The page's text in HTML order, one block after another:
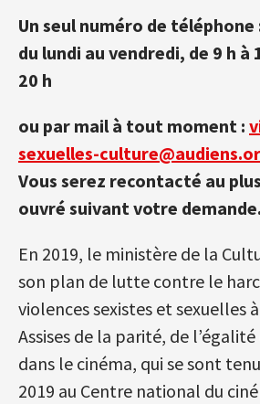
Un seul numéro de téléphone
du lundi au vendredi, de 9 h à
20 h
ou par mail à tout moment :
sexuelles-
Vous serez recontacté au
ouvré suivant votre demande.
En 2019, le ministère de la
son plan de lutte contre le
violences sexistes et sexuelles
Assises de la parité, de
dans le cinéma, qui se sont
2019 au Centre national du